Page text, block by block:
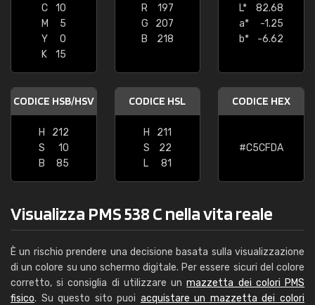
C
10
M
5
Y
0
K
15
R
197
G
207
B
218
L*
82.68
a*
-1.25
b*
-6.62
CODICE HSB/HSV
H
212
S
10
B
85
CODICE HSL
H
211
S
22
L
81
CODICE HEX
#C5CFDA
Visualizza PMS 538 C nella vita reale
È un rischio prendere una decisione basata sulla visualizzazione
di un colore su uno schermo digitale. Per essere sicuri del colore
corretto, si consiglia di utilizzare unmazzetta dei colori PMS
fisico. Su questo sito puoi acquistare un mazzetta dei colori